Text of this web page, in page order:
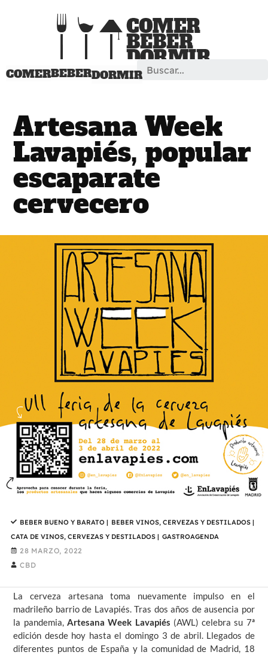
COMERBEBERDORMIR
Search
Artesana Week
Lavapiés, popular
escaparate
cervecero
BEBER BUENO Y BARATO| BEBER VINOS, CERVEZAS Y DESTILADOS|
CATA DE VINOS, CERVEZAS Y DESTILADOS| GASTROAGENDA
28 MARZO, 2022
CBD
La cerveza artesana toma nuevamente impulso en el
madrileño barrio de Lavapiés. Tras dos años de ausencia por
la pandemia, Artesana Week Lavapiés (AWL) celebra su 7ª
edición desde hoy hasta el domingo 3 de abril. Llegados de
diferentes puntos de España y la comunidad de Madrid, 18